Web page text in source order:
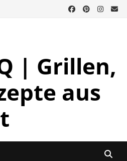
| Grillen,
aus